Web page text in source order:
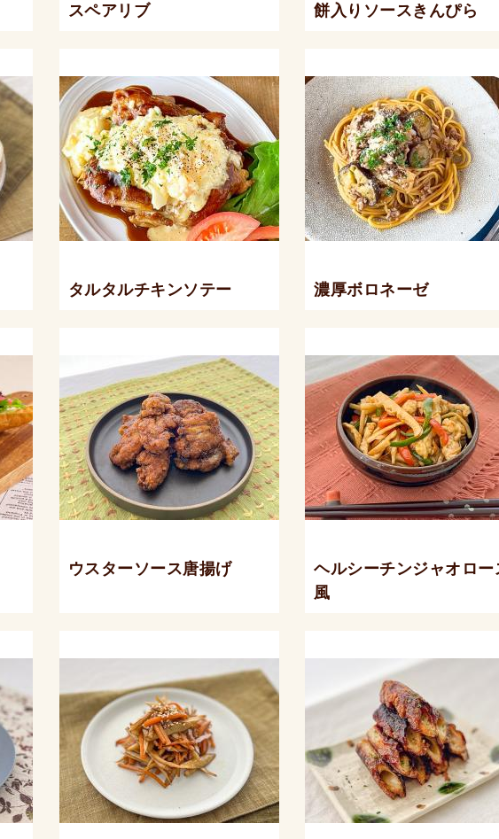
スペアリブ 餅入りソースきんぴら
タルタルチキンソテー 濃厚ボロネーゼ
ウスターソース唐揚げ
ヘルシーチンジャオロー
風